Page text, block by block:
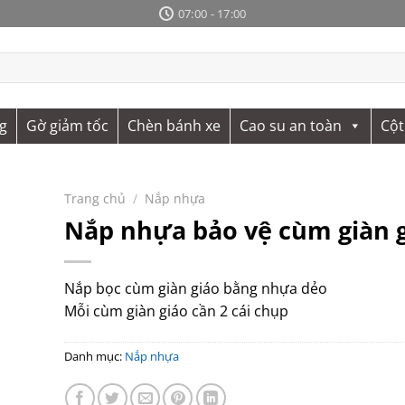
07:00 - 17:00
Gờ giảm tốc Chèn bánh xe Cao su an toàn
Trang chủ / Nắp nhựa
Nắp nhựa bảo vệ cùm giàn
Nắp bọc cùm giàn giáo bằng nhựa dẻo
Mỗi cùm giàn giáo cần 2 cái chụp
Danh mục: Nắp nhựa